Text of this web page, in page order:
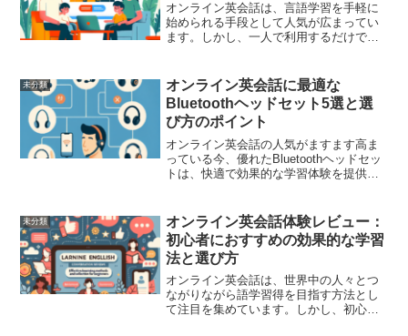
オンライン英会話は、言語学習を手軽に
始められる手段として人気が広まってい
ます。しかし、一人で利用するだけでな
とができ、家族の絆も深まるスタイルで
す。そこで本記事では、オ...
未分類
オンライン英会話に最適な
Bluetoothヘッドセット5選と選
び方のポイント
オンライン英会話の人気がますます高ま
っている今、優れたBluetoothヘッドセッ
トは、快適で効果的な学習体験を提供す
んで良いのか迷ってしまうことも。この
記事では、オン...
未分類
オンライン英会話体験レビュー：
初心者におすすめの効果的な学習
法と選び方
オンライン英会話は、世界中の人々とつ
ながりながら語学習得を目指す方法とし
て注目を集めています。しかし、初心者